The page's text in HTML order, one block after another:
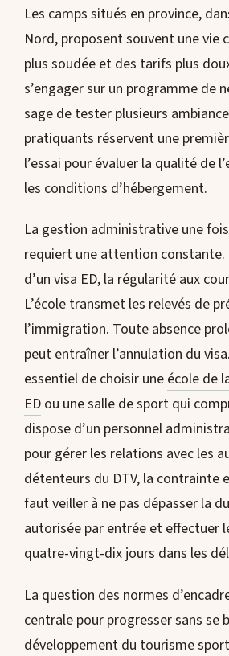
Les camps situés en province,
Nord, proposent souvent une vie
plus soudée et des tarifs plus
s’engager sur un programme de
sage de tester plusieurs
pratiquants réservent une
l’essai pour évaluer la qualité de
les conditions d’hébergement.
La gestion administrative une
requiert une attention
d’un visa ED, la régularité aux
L’école transmet les relevés de
l’immigration. Toute absence
peut entraîner l’annulation du
essentiel de choisir une école de
ED ou une salle de sport qui
dispose d’un personnel
pour gérer les relations avec les
détenteurs du DTV, la contrainte
faut veiller à ne pas dépasser la
autorisée par entrée et effectuer
quatre-vingt-dix jours dans les
La question des normes
centrale pour progresser sans se
développement du tourisme